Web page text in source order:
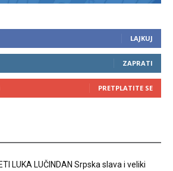
LAJKUJ
ZAPRATI
PRETPLATITE SE
LUKA LUČINDAN Srpska slava i veliki